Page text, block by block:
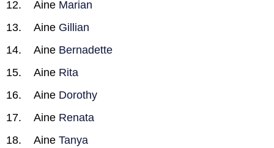
Aine Marian
Aine Gillian
Aine Bernadette
Aine Rita
Aine Dorothy
Aine Renata
Aine Tanya